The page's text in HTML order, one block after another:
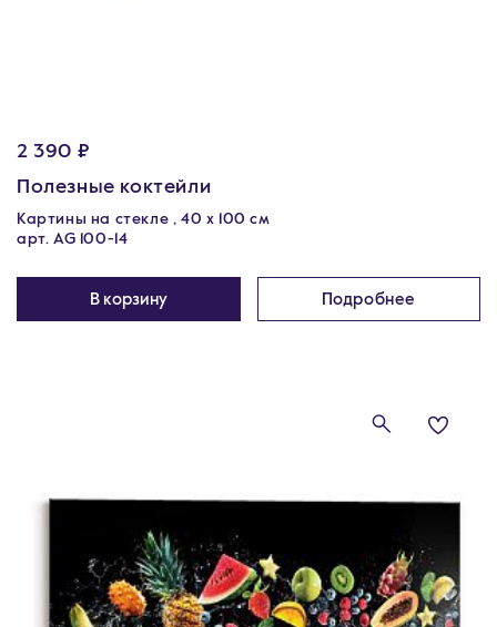
2 390 ₽
Полезные коктейли
Картины на стекле , 40 x 100 см
арт. AG 100-14
В корзину Подробнее